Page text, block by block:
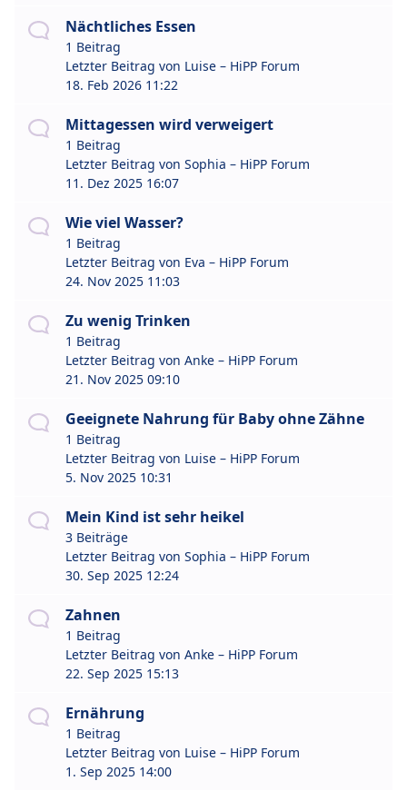
Nächtliches Essen
1 Beitrag
Letzter Beitrag von Luise – HiPP Forum
18. Feb 2026 11:22
Mittagessen wird verweigert
1 Beitrag
Letzter Beitrag von Sophia – HiPP Forum
11. Dez 2025 16:07
Wie viel Wasser?
1 Beitrag
Letzter Beitrag von Eva – HiPP Forum
24. Nov 2025 11:03
Zu wenig Trinken
1 Beitrag
Letzter Beitrag von Anke – HiPP Forum
21. Nov 2025 09:10
Geeignete Nahrung für Baby ohne Zähne
1 Beitrag
Letzter Beitrag von Luise – HiPP Forum
5. Nov 2025 10:31
Mein Kind ist sehr heikel
3 Beiträge
Letzter Beitrag von Sophia – HiPP Forum
30. Sep 2025 12:24
Zahnen
1 Beitrag
Letzter Beitrag von Anke – HiPP Forum
22. Sep 2025 15:13
Ernährung
1 Beitrag
Letzter Beitrag von Luise – HiPP Forum
1. Sep 2025 14:00